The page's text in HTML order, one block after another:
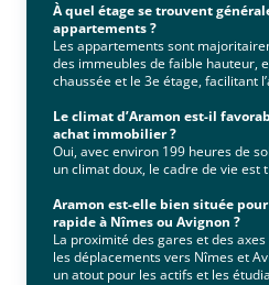
À quel étage se trouvent
appartements ?
Les appartements sont
des immeubles de faible hauteur,
chaussée et le 3e étage, facilitant
Le climat d’Aramon est-il
achat immobilier ?
Oui, avec environ 199 heures de
un climat doux, le cadre de vie est
Aramon est-elle bien située pour
rapide à Nîmes ou Avignon ?
La proximité des gares et des
les déplacements vers Nîmes et
un atout pour les actifs et les